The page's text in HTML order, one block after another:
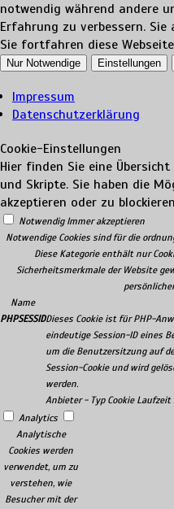
notwendig während andere
Erfahrung zu verbessern. Sie
Sie fortfahren diese
Nur Notwendige Einstellungen
Impressum
Datenschutzerklärung
Cookie-Einstellungen
Hier finden Sie eine
und Skripte. Sie haben die
akzeptieren oder zu
Notwendig Immer akzeptieren
Notwendige Cookies sind für die
Diese Kategorie enthält nur
Sicherheitsmerkmale der Website
Name
PHPSESSIDDieses Cookie ist für PHP-
eindeutige Session-ID eines
um die Benutzersitzung auf
Session-Cookie und wird
werden.
Anbieter - Typ Cookie Laufzeit
Analytics
Analytische
Cookies werden
verwendet, um zu
verstehen, wie
Besucher mit der